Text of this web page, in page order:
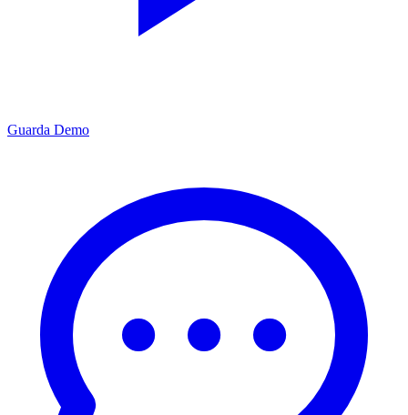
Guarda Demo